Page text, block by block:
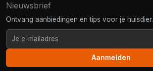
Nieuwsbrief
Ontvang aanbiedingen en tips voor je huisdier.
Aanmelden